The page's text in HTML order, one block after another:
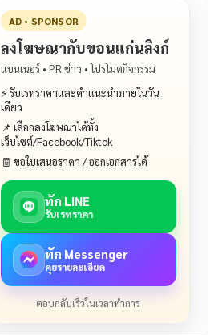
AD • SPONSOR
ลงโฆษณากับขอนแก่นลิงก์
แบนเนอร์ • PR ข่าว • โปรโมตกิจกรรม
⚡ รับเรทราคาและคำแนะนำภายในวัน
เดียว
📌 เลือกลงโฆษณาได้ทั้ง
เว็บไซต์/Facebook/Tiktok
🧾 ขอใบเสนอราคา / ออกเอกสารได้
ทัก LINE
รับเรทราคา
ทัก Messenger
คุยรายละเอียด
ตอบกลับเร็วในเวลาทำการ